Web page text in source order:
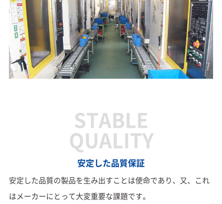
STABLE
QUALITY
安定した品質保証
安定した品質の製品を生み出すことは使命であり、又、これ
はメーカーにとって大変重要な課題です。